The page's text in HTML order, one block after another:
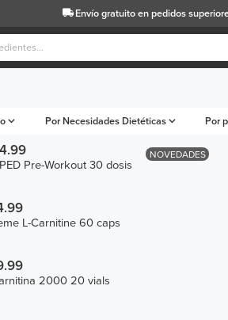
Envío gratuitoen pedidos
Por Necesidades Dietéticas Por
NOVEDADES
Pre-Workout 30 dosis
L-Carnitine 60 caps
2000 20 vials